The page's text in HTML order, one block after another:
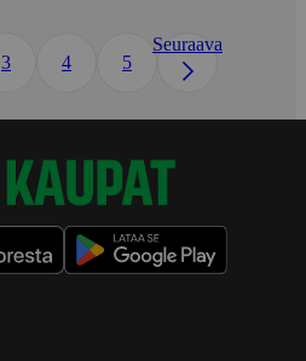
3 4 5
Seuraava